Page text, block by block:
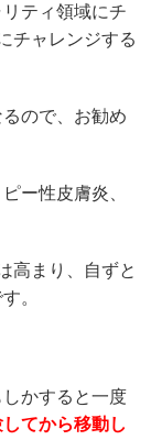
ティ領域にチ
チャレンジする
ので、お勧め
ー性皮膚炎、
高まり、自ずと
。
かすると一度
てから移動し